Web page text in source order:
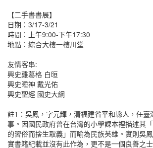
【二手書書展】
日期：3/17-3/21
時間：上午9:00-下午17:30
地點：綜合大樓一樓川堂
友情客串:
興史雞葛格 白晅
興史睡神 戴光佑
興史聖經 國史大綱
註1：吳鳳，字元輝，清福建省平和縣人，任臺
事。因國民政府曾在台灣的小學課本裡描述其
的習俗而捨生取義」而喻為民族英雄。實則吳
實書籍紀載並沒有此作為，更不是一個良善之